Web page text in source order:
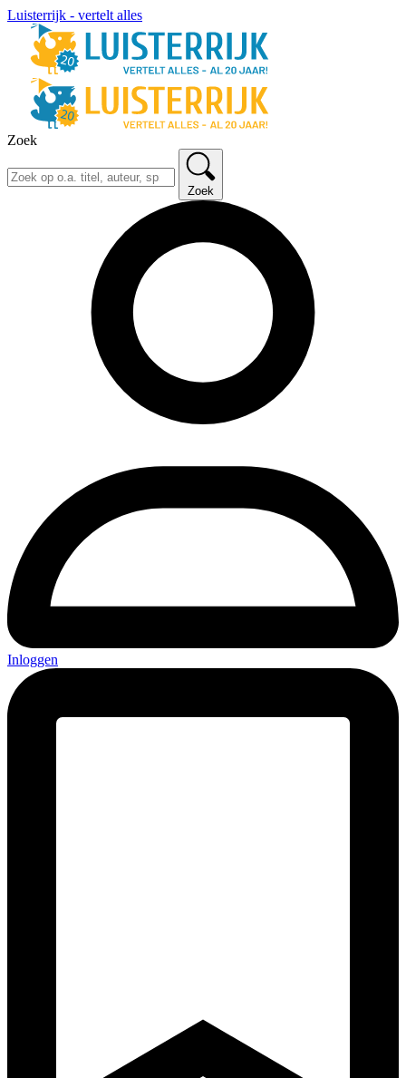
Luisterrijk - vertelt alles
Zoek
Zoek
Inloggen